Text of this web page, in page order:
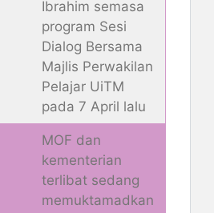
Ibrahim semasa
program Sesi
Dialog Bersama
Majlis Perwakilan
Pelajar UiTM
pada 7 April lalu
MOF dan
kementerian
terlibat sedang
memuktamadkan